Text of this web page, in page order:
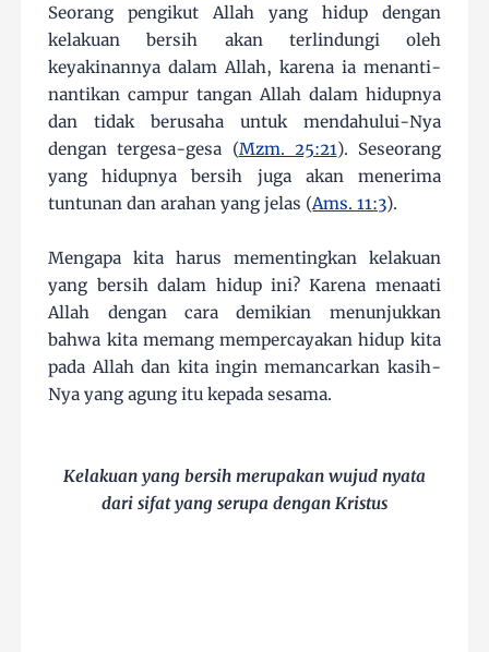
Seorang pengikut Allah yang hidup dengan
kelakuan bersih akan terlindungi oleh
keyakinannya dalam Allah, karena ia menanti-
nantikan campur tangan Allah dalam hidupnya
dan tidak berusaha untuk mendahului-Nya
dengan tergesa-gesa (Mzm. 25:21). Seseorang
yang hidupnya bersih juga akan menerima
tuntunan dan arahan yang jelas (Ams. 11:3).
Mengapa kita harus mementingkan kelakuan
yang bersih dalam hidup ini? Karena menaati
Allah dengan cara demikian menunjukkan
bahwa kita memang mempercayakan hidup kita
pada Allah dan kita ingin memancarkan kasih-
Nya yang agung itu kepada sesama.
Kelakuan yang bersih merupakan wujud nyata
dari sifat yang serupa dengan Kristus